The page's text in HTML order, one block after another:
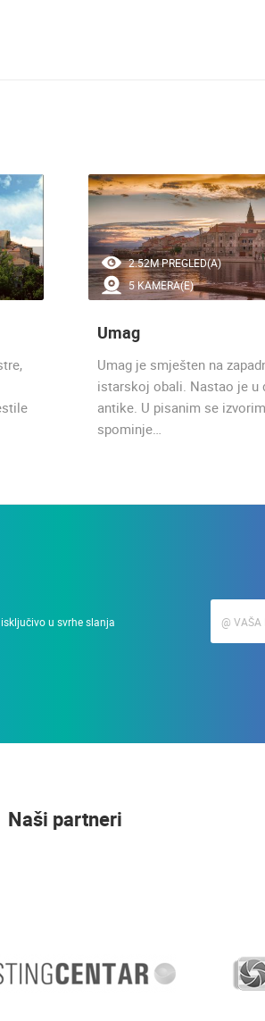
2.52M PREGLED(A)
5 KAMERA(E)
Umag
Umag je smješten na
istarskoj obali. Nastao je u
antike. U pisanim se
spominje…
u svrhe slanja
Naši partneri